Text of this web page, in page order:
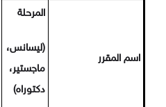
اسم المقرر
المرحلة
(ليسانس،
ماجستير،
دكتوراه)